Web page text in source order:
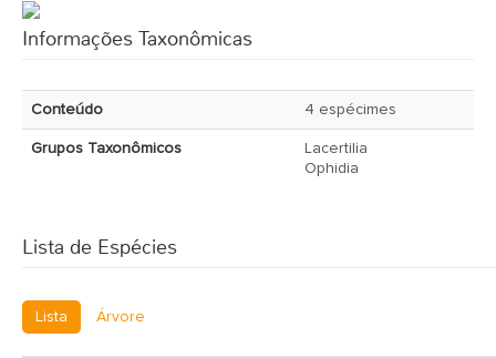
Informações Taxonômicas
Conteúdo 4 espécimes
Grupos Taxonômicos
Lacertilia
Ophidia
Lista de Espécies
Lista Árvore